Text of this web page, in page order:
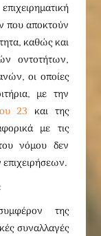
που αποκτούν
καθώς και
οντοτήτων,
οι οποίες
με την
23 και της
με τις
νόμου δεν
της
συναλλαγές